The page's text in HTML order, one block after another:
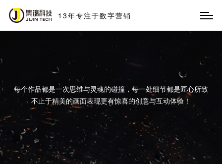
13年专注于数字营销
每个作品都是一次思维与灵魂的碰撞，每一处细节都是匠心所致
不止于精美的画面表现更有惊喜的创意与互动体验！